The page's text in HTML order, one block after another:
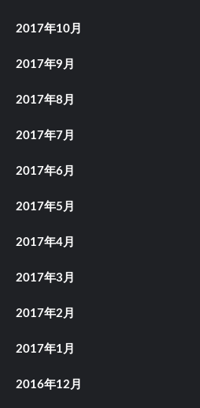
2017年10月
2017年9月
2017年8月
2017年7月
2017年6月
2017年5月
2017年4月
2017年3月
2017年2月
2017年1月
2016年12月